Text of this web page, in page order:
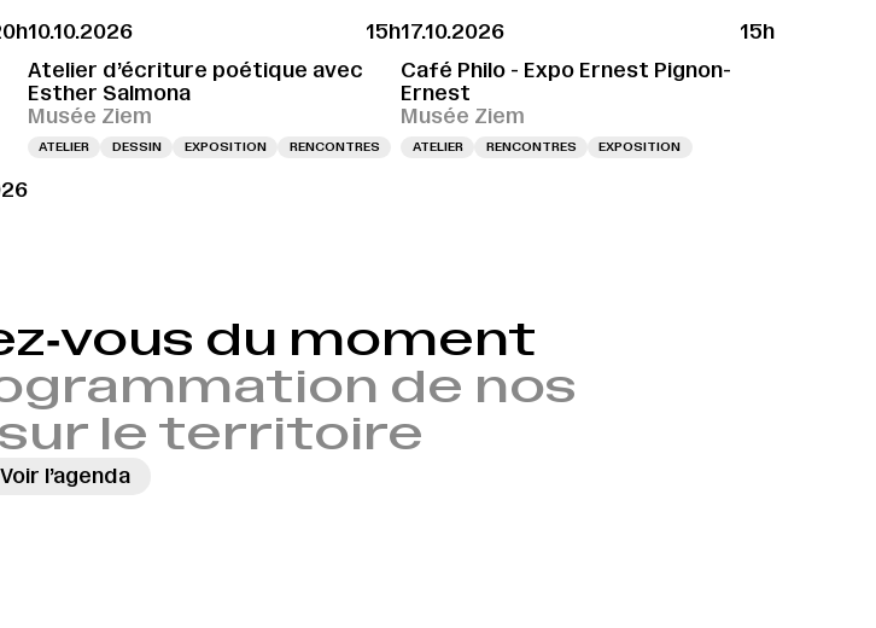
10.10.2026
15h
Atelier d’écriture poétique avec
Esther Salmona
Musée Ziem
ATELIER DESSIN EXPOSITION RENCONTRES
17.10.2026
15h
Café Philo - Expo Ernest Pignon-
Ernest
Musée Ziem
ATELIER RENCONTRES EXPOSITION
du moment
de nos
le territoire
Voir l’agenda